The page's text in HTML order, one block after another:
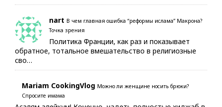
nart В чем главная ошибка “реформы ислама” Макрона?
Точка зрения
Политика Франции, как раз и показывает
обратное, тотальное вмешательство в религиозные
сво…
Mariam CookingVlog Можно ли женщине носить брюки?
Спросите имама